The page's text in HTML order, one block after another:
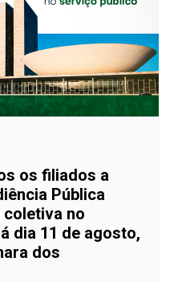
os filiados a
Pública
no
dia 11 de agosto,
dos